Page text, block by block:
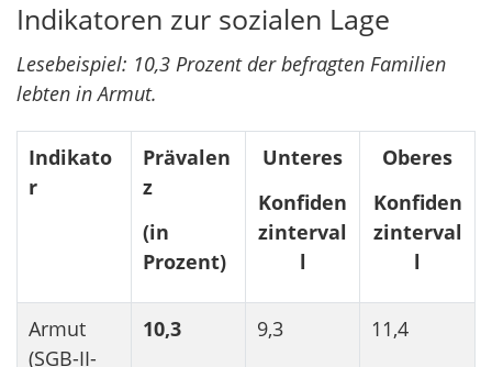
Indikatoren zur sozialen Lage
Lesebeispiel: 10,3 Prozent der befragten Familien
lebten in Armut.
Indikato
r
Prävalen
z
(in
Prozent)
Unteres
Konfiden
zinterval
l
Oberes
Konfiden
zinterval
l
Armut
(SGB-II-
10,3 9,3 11,4